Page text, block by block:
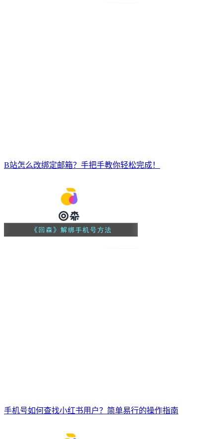
B站怎么改绑定邮箱？手把手教你轻松完成！
手机号如何查找小红书用户？简单易行的操作指南